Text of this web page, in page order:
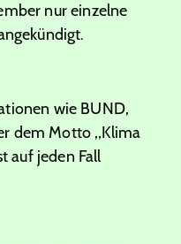
nur einzelne
wie BUND,
dem Motto „Klima
auf jeden Fall